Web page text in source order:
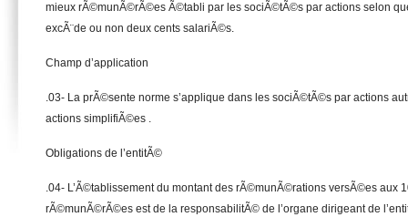
mieux rÃ©munÃ©rÃ©es Ã©tabli par les sociÃ©tÃ©s par actions selon
excÃ¨de ou non deux cents salariÃ©s.
Champ d’application
.03- La prÃ©sente norme s’applique dans les sociÃ©tÃ©s par actions
actions simplifiÃ©es .
Obligations de l’entitÃ©
.04- L’Ã©tablissement du montant des rÃ©munÃ©rations versÃ©es aux
rÃ©munÃ©rÃ©es est de la responsabilitÃ© de l’organe dirigeant de